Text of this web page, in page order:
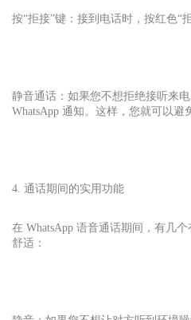
按“拒接”键：接到电话时，按红色“
静音通话：如果您不想拒绝接听来
WhatsApp 通知。这样，您就可以避
4. 通话期间的实用功能
在 WhatsApp 语音通话期间，有几
舒适：